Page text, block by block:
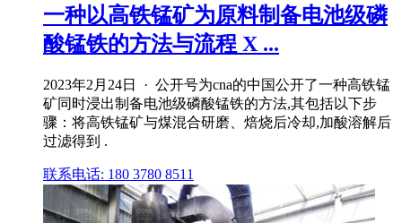
一种以高铁锰矿为原料制备电池级磷
酸锰铁的方法与流程 X ...
2023年2月24日 · 公开号为cna的中国公开了一种高铁锰
矿同时浸出制备电池级磷酸锰铁的方法,其包括以下步
骤：将高铁锰矿与煤混合研磨、焙烧后冷却,加酸溶解后
过滤得到 .
联系电话: 180 3780 8511